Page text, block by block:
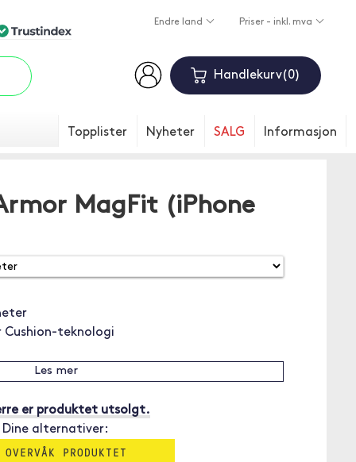
Endre land Priser - inkl. mva
Handlekurv 0
Topplister Nyheter SALG Informasjon
MagFit (iPhone
Cushion-teknologi
Les mer
er produktet utsolgt.
Dine alternativer:
PRODUKTET